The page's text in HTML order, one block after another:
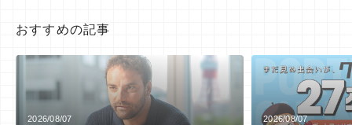
おすすめの記事
2026/08/07 2026/08/07